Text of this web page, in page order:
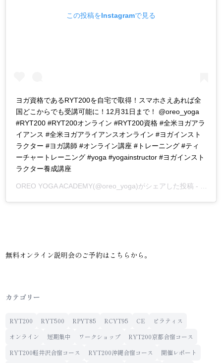
この投稿をInstagramで見る
ヨガ資格であるRYT200を自宅で取得！スマホさえあれば全
国どこからでも受講可能に！12月31日まで！ @oreo_yoga
#RYT200 #RYT200オンライン #RYT200資格 #全米ヨガアラ
イアンス #全米ヨガアライアンスオンライン #ヨガインスト
ラクター #ヨガ講師 #オンライン講座 #トレーニング #ティ
ーチャートレーニング #yoga #yogainstructor #ヨガインスト
ラクター養成講座
OREO YOGA ACADEMY(@oreo_yoga)がシェアした投稿 -
無料オンライン説明会のご予約は こちら から。
カテゴリー
RYT200 RYT500 RPYT85 RCYT95 CE
ピラティス
オンライン
短期集中 ワークショップ
RYT200京都合宿コース
RYT200軽井沢合宿コース
RYT200沖縄合宿コース
開催レポート